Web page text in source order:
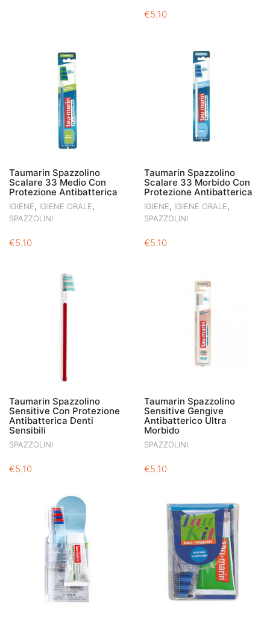
€5.10
Taumarin Spazzolino
Scalare 33 Medio Con
Protezione Antibatterica
IGIENE, IGIENE ORALE,
SPAZZOLINI
€5.10
Taumarin Spazzolino
Scalare 33 Morbido Con
Protezione Antibatterica
IGIENE, IGIENE ORALE,
SPAZZOLINI
€5.10
Taumarin Spazzolino
Sensitive Con Protezione
Antibatterica Denti
Sensibili
SPAZZOLINI
€5.10
Taumarin Spazzolino
Sensitive Gengive
Antibatterico Ultra
Morbido
SPAZZOLINI
€5.10